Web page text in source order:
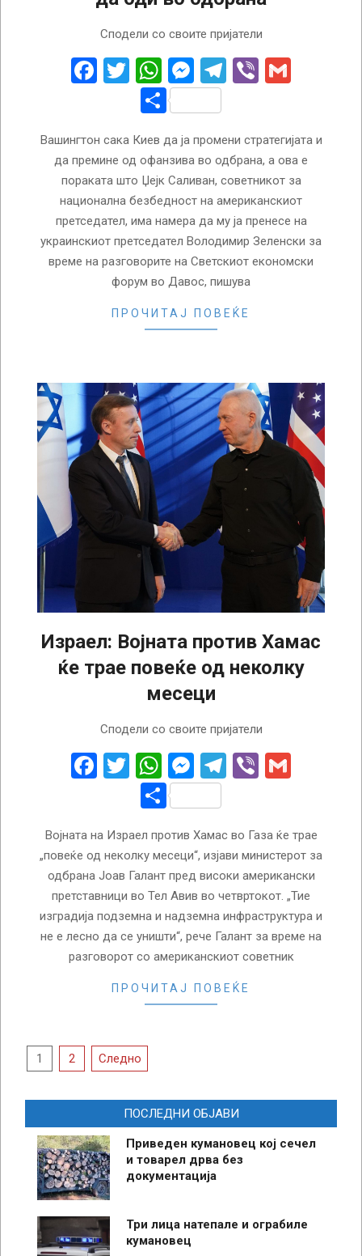
Сподели со своите пријатели
Facebook
TwitterWhatsApp
Messenger
Telegram
Viber
Share
Вашингтон сака Киев да ја промени стратегијата и
да премине од офанзива во одбрана, а ова е
пораката што Џејк Саливан, советникот за
национална безбедност на американскиот
претседател, има намера да му ја пренесе на
украинскиот претседател Володимир Зеленски за
време на разговорите на Светскиот економски
форум во Давос, пишува
ПРОЧИТАЈ ПОВЕЌЕ
Израел: Војната против Хамас
ќе трае повеќе од неколку
месеци
Сподели со своите пријатели
Facebook
Twitter
WhatsApp
Messenger
Telegram
Viber
Share
Војната на Израел против Хамас во Газа ќе трае
„повеќе од неколку месеци“, изјави министерот за
одбрана Јоав Галант пред високи американски
претставници во Тел Авив во четвртокот. „Тие
изградија подземна и надземна инфраструктура и
не е лесно да се уништи“, рече Галант за време на
разговорот со американскиот советник
ПРОЧИТАЈ ПОВЕЌЕ
Posts
1 2 Следно
ПОСЛЕДНИ ОБЈАВИ
Приведен кумановец кој сечел
и товарел дрва без
документација
Три лица натепале и ограбиле
кумановец